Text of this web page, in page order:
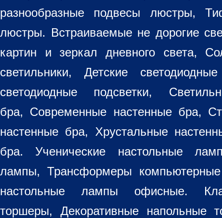
разнообразные подвесы люстры,
люстры. Встраиваемые не дорогие
картин и зеркал дневного света,
светильники, Детские
светодиодные подсветки,
бра, Современные настенные бра,
настенные бра, Хрустальные
бра. Ученические настольные
лампы, Трансформеры
настольные лампы офисные.
торшеры, Декоративные напольные